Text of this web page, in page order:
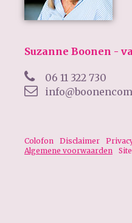
Suzanne Boonen -
06 11 322 730
Colofon Disclaimer
Algemene voorwaarden